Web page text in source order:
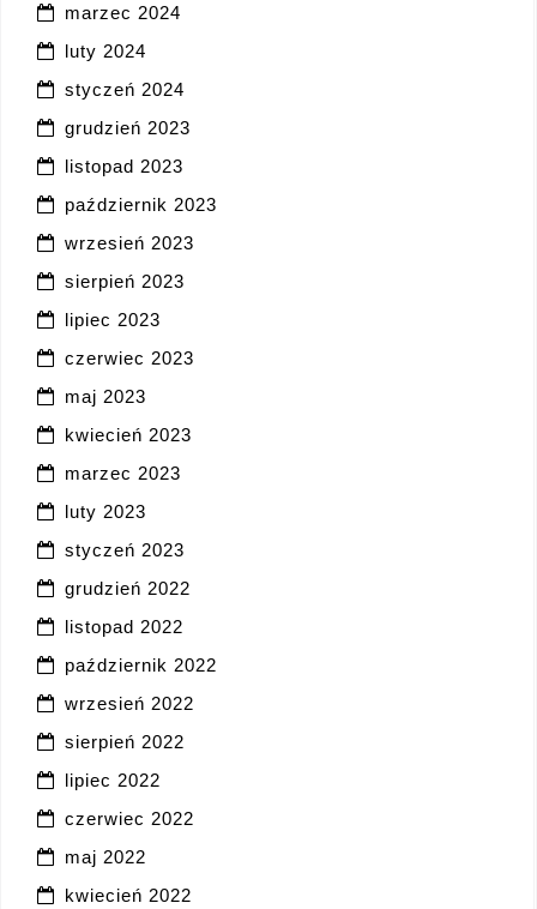
marzec 2024
luty 2024
styczeń 2024
grudzień 2023
listopad 2023
październik 2023
wrzesień 2023
sierpień 2023
lipiec 2023
czerwiec 2023
maj 2023
kwiecień 2023
marzec 2023
luty 2023
styczeń 2023
grudzień 2022
listopad 2022
październik 2022
wrzesień 2022
sierpień 2022
lipiec 2022
czerwiec 2022
maj 2022
kwiecień 2022